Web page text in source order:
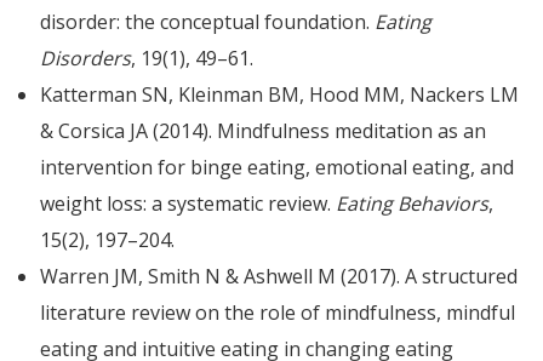
disorder: the conceptual foundation. Eating
Disorders, 19(1), 49–61.
Katterman SN, Kleinman BM, Hood MM, Nackers LM
& Corsica JA (2014). Mindfulness meditation as an
intervention for binge eating, emotional eating, and
weight loss: a systematic review. Eating Behaviors,
15(2), 197–204.
Warren JM, Smith N & Ashwell M (2017). A structured
literature review on the role of mindfulness, mindful
eating and intuitive eating in changing eating